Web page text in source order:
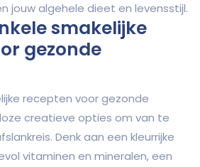
jouw algehele dieet en levensstijl.
smakelijke
gezonde
recepten voor gezonde
creatieve opties om van te
Denk aan een kleurrijke
vitaminen en mineralen, een